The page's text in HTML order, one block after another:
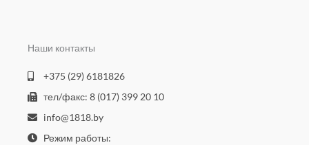
Наши контакты
+375 (29) 6181826
тел/факс: 8 (017) 399 20 10
info@1818.by
Режим работы: